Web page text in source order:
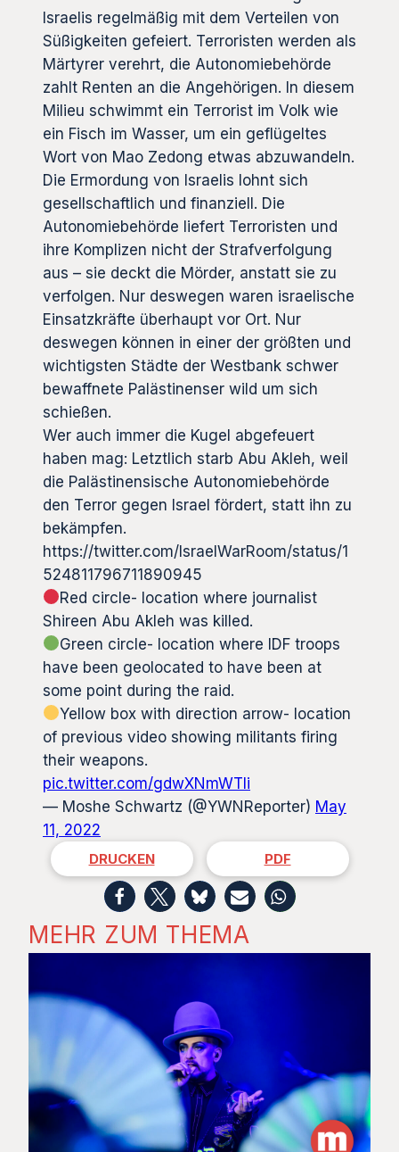
Israelis regelmäßig mit dem Verteilen von
Süßigkeiten gefeiert. Terroristen werden als
Märtyrer verehrt, die Autonomiebehörde
zahlt Renten an die Angehörigen. In diesem
Milieu schwimmt ein Terrorist im Volk wie
ein Fisch im Wasser, um ein geflügeltes
Wort von Mao Zedong etwas abzuwandeln.
Die Ermordung von Israelis lohnt sich
gesellschaftlich und finanziell. Die
Autonomiebehörde liefert Terroristen und
ihre Komplizen nicht der Strafverfolgung
aus – sie deckt die Mörder, anstatt sie zu
verfolgen. Nur deswegen waren israelische
Einsatzkräfte überhaupt vor Ort. Nur
deswegen können in einer der größten und
wichtigsten Städte der Westbank schwer
bewaffnete Palästinenser wild um sich
schießen.
Wer auch immer die Kugel abgefeuert
haben mag: Letztlich starb Abu Akleh, weil
die Palästinensische Autonomiebehörde
den Terror gegen Israel fördert, statt ihn zu
bekämpfen.
https://twitter.com/IsraelWarRoom/status/1
524811796711890945
Red circle- location where journalist
Shireen Abu Akleh was killed.
Green circle- location where IDF troops
have been geolocated to have been at
some point during the raid.
Yellow box with direction arrow- location
of previous video showing militants firing
their weapons.
pic.twitter.com/gdwXNmWTli
— Moshe Schwartz (@YWNReporter) May
11, 2022
DRUCKEN PDF
MEHR ZUM THEMA